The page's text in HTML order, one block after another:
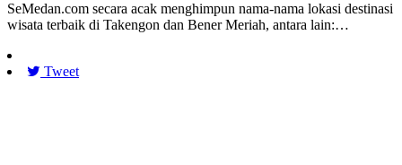
SeMedan.com secara acak menghimpun nama-nama lokasi destinasi
wisata terbaik di Takengon dan Bener Meriah, antara lain:…
Tweet